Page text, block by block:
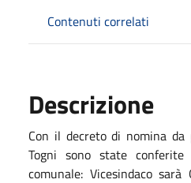
Contenuti correlati
Descrizione
Con il decreto di nomina da
Togni sono state
comunale: Vicesindaco